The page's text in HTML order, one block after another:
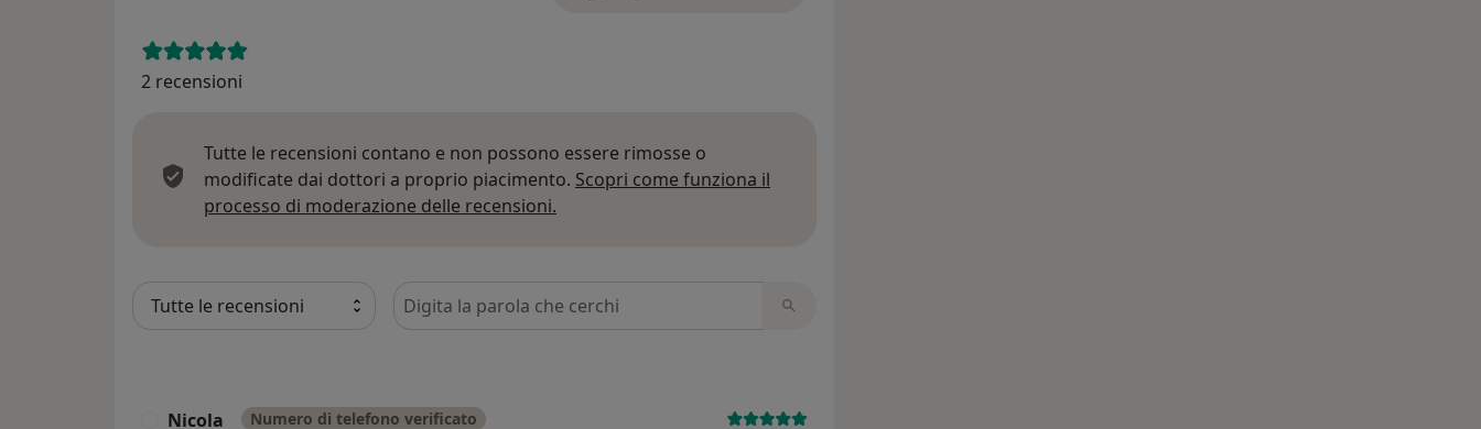
2 recensioni
Tutte le recensioni contano e non possono essere rimosse o
modificate dai dottori a proprio piacimento. Scopri come funziona il
processo di moderazione delle recensioni.
Cerca nelle recensioni
Nicola Numero di telefono verificato